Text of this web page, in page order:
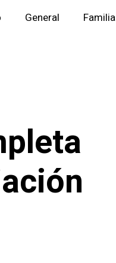
General Familia